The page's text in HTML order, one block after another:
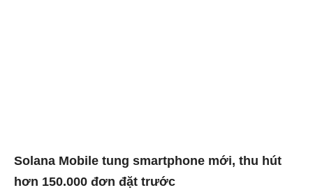
Solana Mobile tung smartphone mới, thu hút
hơn 150.000 đơn đặt trước